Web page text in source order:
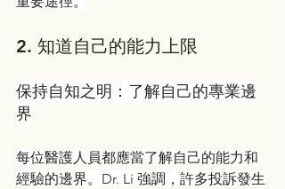
2. 知道自己的能力上限
保持自知之明：了解自己的專業邊
界
每位醫護人員都應當了解自己的能力和
經驗的邊界。Dr. Li 強調，許多投訴發生